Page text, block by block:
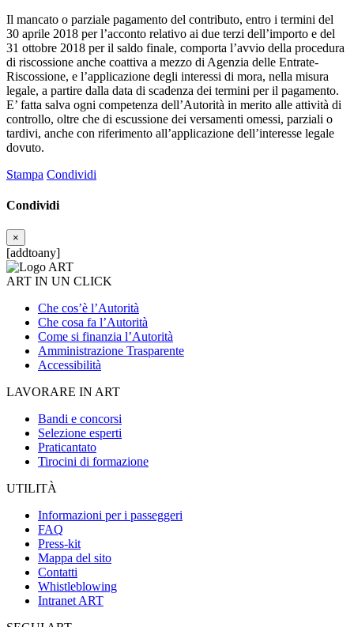
Il mancato o parziale pagamento del contributo, entro i termini del
30 aprile 2018 per l’acconto relativo ai due terzi dell’importo e del
31 ottobre 2018 per il saldo finale, comporta l’avvio della procedura
di riscossione anche coattiva a mezzo di Agenzia delle Entrate-
Riscossione, e l’applicazione degli interessi di mora, nella misura
legale, a partire dalla data di scadenza dei termini per il pagamento.
E’ fatta salva ogni competenza dell’Autorità in merito alle attività di
controllo, oltre che di escussione dei versamenti omessi, parziali o
tardivi, anche con riferimento all’applicazione dell’interesse legale
dovuto.
Stampa Condividi
Condividi
×
[addtoany]
ART IN UN CLICK
Che cos’è l’Autorità
Che cosa fa l’Autorità
Come si finanzia l’Autorità
Amministrazione Trasparente
Accessibilità
LAVORARE IN ART
Bandi e concorsi
Selezione esperti
Praticantato
Tirocini di formazione
UTILITÀ
Informazioni per i passeggeri
FAQ
Press-kit
Mappa del sito
Contatti
Whistleblowing
Intranet ART